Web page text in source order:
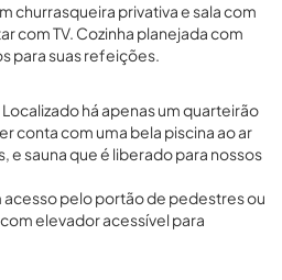
churrasqueira privativa e sala com
com TV. Cozinha planejada com
para suas refeições.
há apenas um quarteirão
conta com uma bela piscina ao ar
e sauna que é liberado para nossos
pelo portão de pedestres ou
elevador acessível para